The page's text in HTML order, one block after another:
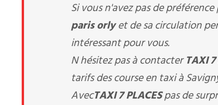
Si vous n'avez pas de
paris orlyet de sa circulation
intéressant pour vous.
N hésitez pas à contacterTAXI
tarifs des course en taxi à
AvecTAXI 7 PLACESpas de